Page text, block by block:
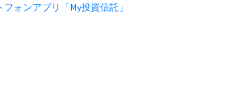
フォンアプリ「My投資信託」